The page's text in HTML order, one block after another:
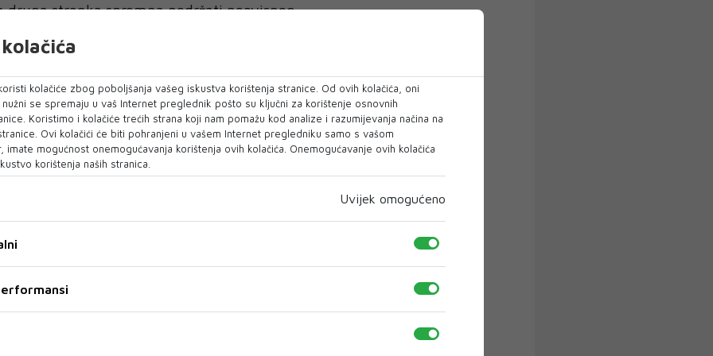
druga stranka spremna podržati neovisnog
To bi moglo relaksirati kampanju,
grupacije Slaven Bevanda, glavni tajnik HRS-
mostarskim kuloarima kolale su i opcije sa dr.
ili Martinom Ragužem, ali to nikada nije
su, objektivno, korektna,
na kompromis kako Hrvati ne bi rasipali
svih SDA i DF, još šute oko svojih planova za
ali neke izjave Bakira Izetbegovića i
da nema dvojbe da će pozicija hrvatskog
kolačiće zbog poboljšanja vašeg iskustva korištenja stranice. Od ovih kolačića, oni
se spremaju u vaš Internet preglednik pošto su ključni za korištenje osnovnih
Koristimo i kolačiće trećih strana koji nam pomažu kod analize i razumijevanja načina na
Ovi kolačići će biti pohranjeni u vašem Internet pregledniku samo s vašom
imate mogućnost onemogućavanja korištenja ovih kolačića. Onemogućavanje ovih kolačića
korištenja naših stranica.
Uvijek omogućeno